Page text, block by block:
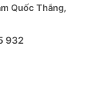
Quốc Thắng,
932